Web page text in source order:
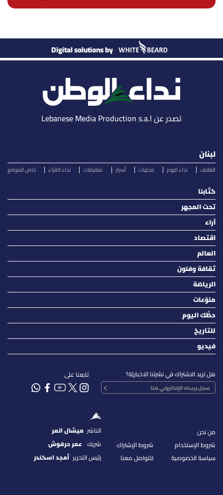
Digital solutions by
تصدر عن Lebanese Media Production s.a.l
لبنان
الغلاف نداء اليوم محليات أسرار متفرقات نداء القرّاء خاص الموقع
كتّابنا
تحت المجهر
آراء
اقتصاد
العالم
ثقافة وفنون
الرياضة
منوّعات
حظّك اليوم
للتاريخ
فيديو
هل تريد الاشتراك في نشرتنا الاخباريّة؟ تابعنا على
من نحن
شروط الإستخدام
سياسة الخصوصية
شروط الإشتراك
للتواصل معنا
الناشر ميشال المر
شريك عمر حرفوش
رئيس التحرير أمجد اسكندر